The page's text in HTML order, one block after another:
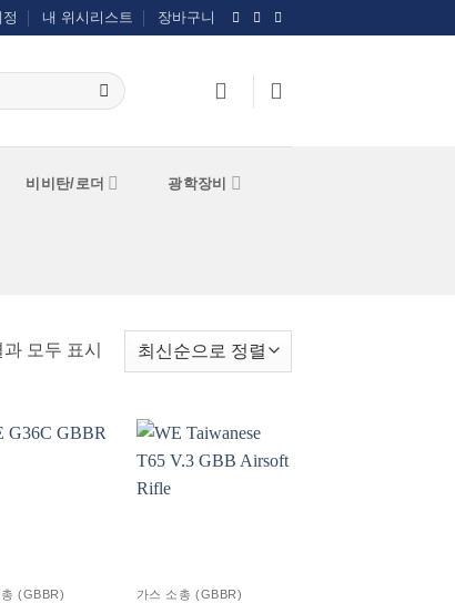
내 위시리스트 장바구니
비비탄/로더 광학장비
모두 표시
최신순으로
정렬됨
(GBBR) 가스 소총 (GBBR)